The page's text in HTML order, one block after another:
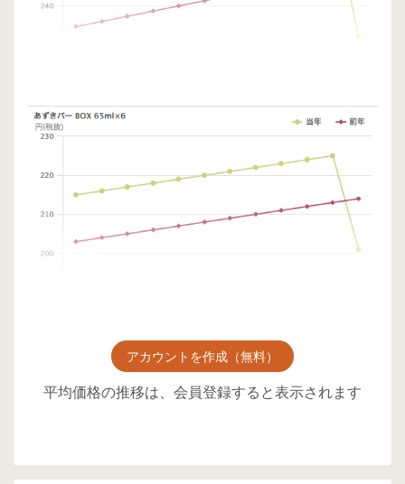
アカウントを作成（無料）
平均価格の推移は、会員登録すると表示されます